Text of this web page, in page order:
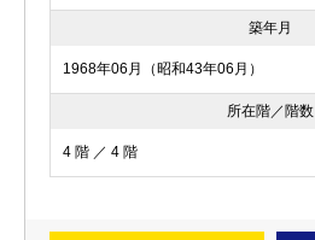
築年月
1968年06月（昭和43年06月）
所在階／階数
4 階 ／ 4 階